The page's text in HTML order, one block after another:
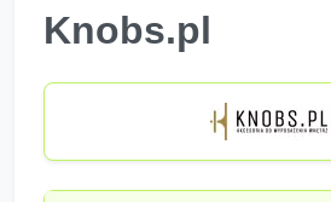
Knobs.pl